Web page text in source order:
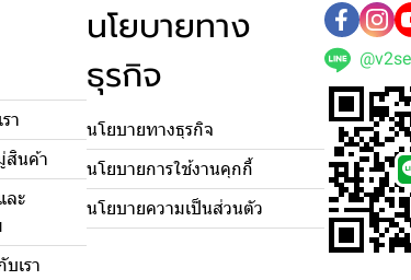
า
สินค้า
ละ
เรา
นโยบายทาง
ธุรกิจ
นโยบายทางธุรกิจ
นโยบายการใช้งานคุกกี้
นโยบายความเป็นส่วนตัว